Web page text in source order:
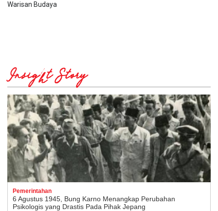
Warisan Budaya
Insight Story
Pemerintahan
6 Agustus 1945, Bung Karno Menangkap Perubahan
Psikologis yang Drastis Pada Pihak Jepang